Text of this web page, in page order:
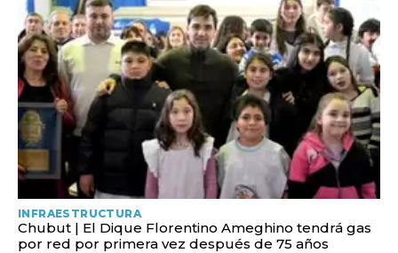
INFRAESTRUCTURA
Chubut | El Dique Florentino Ameghino tendrá gas
por red por primera vez después de 75 años